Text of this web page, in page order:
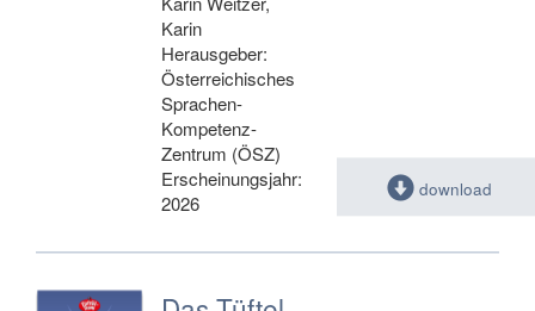
Karin
Herausgeber:
Österreichisches
Sprachen-
Kompetenz-
Zentrum (ÖSZ)
Erscheinungsjahr:
2026
download